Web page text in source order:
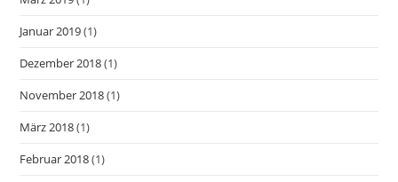
Januar 2019(1)
Dezember 2018(1)
November 2018(1)
März 2018(1)
Februar 2018(1)